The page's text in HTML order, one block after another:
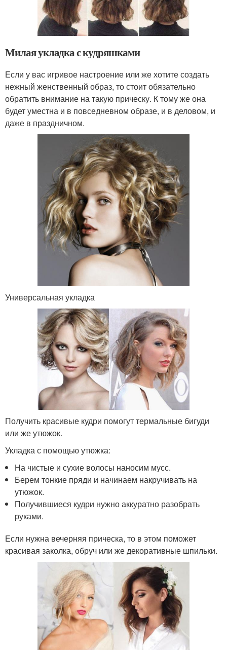
Милая укладка с кудряшками
Если у вас игривое настроение или же хотите создать
нежный женственный образ, то стоит обязательно
обратить внимание на такую прическу. К тому же она
будет уместна и в повседневном образе, и в деловом, и
даже в праздничном.
Универсальная укладка
Получить красивые кудри помогут термальные бигуди
или же утюжок.
Укладка с помощью утюжка:
На чистые и сухие волосы наносим мусс.
Берем тонкие пряди и начинаем накручивать на
утюжок.
Получившиеся кудри нужно аккуратно разобрать
руками.
Если нужна вечерняя прическа, то в этом поможет
красивая заколка, обруч или же декоративные шпильки.